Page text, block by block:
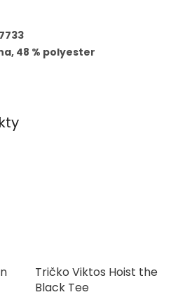
Tričko Viktos Hoist the
Black Tee
48 % polyester